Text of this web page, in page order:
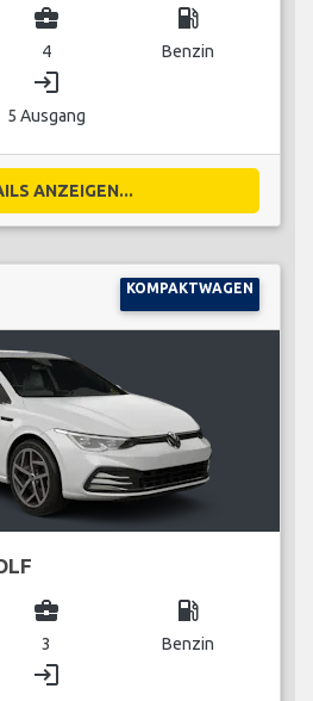
business_center
4
local_gas_station
Benzin
login
5 Ausgang
ANZEIGEN...
KOMPAKTWAGEN
business_center
3
local_gas_station
Benzin
login